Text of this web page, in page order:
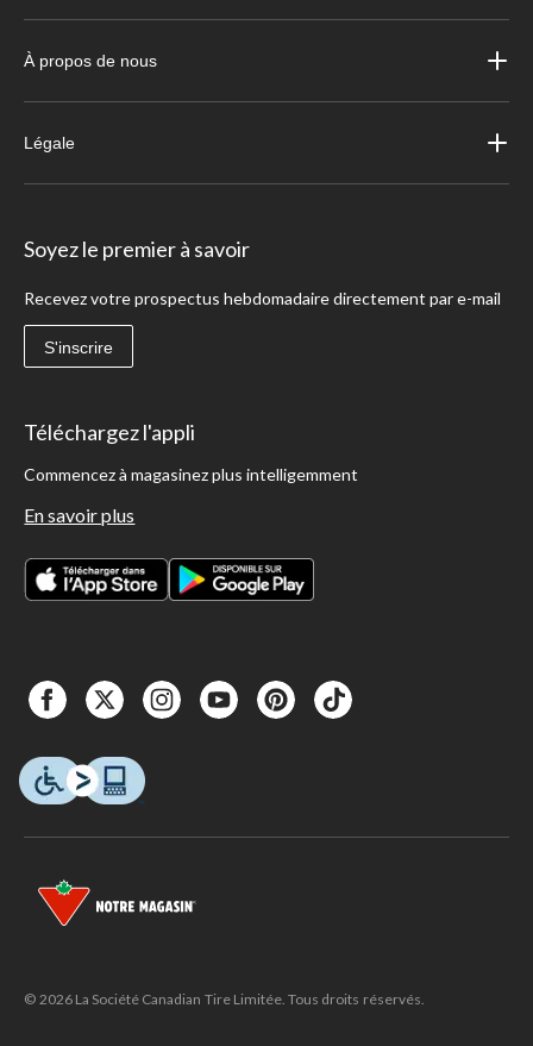
À propos de nous
Légale
Soyez le premier à savoir
Recevez votre prospectus hebdomadaire directement par e-mail
S'inscrire
Téléchargez l'appli
Commencez à magasinez plus intelligemment
En savoir plus
© 2026 La Société Canadian Tire Limitée. Tous droits réservés.